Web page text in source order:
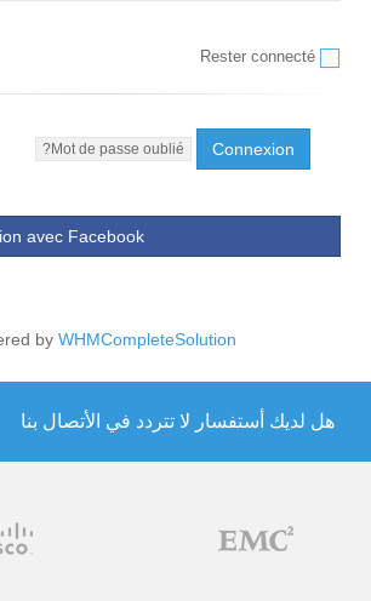
Mot de passe oublié?
avec Facebook
by WHMCompleteSolution
هل لديك أستفسار لا تتردد في الأتصال بنا